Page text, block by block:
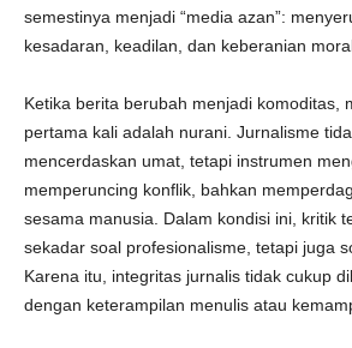
semestinya menjadi “media azan”:
kesadaran, keadilan, dan keberanian
Ketika berita berubah menjadi komoditas,
pertama kali adalah nurani. Jurnalisme
mencerdaskan umat, tetapi instrumen
memperuncing konflik, bahkan
sesama manusia. Dalam kondisi ini, kritik
sekadar soal profesionalisme, tetapi juga
Karena itu, integritas jurnalis tidak cukup
dengan keterampilan menulis atau